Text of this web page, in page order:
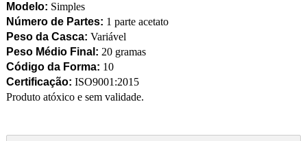
Modelo: Simples
Número de Partes: 1 parte acetato
Peso da Casca: Variável
Peso Médio Final: 20 gramas
Código da Forma: 10
Certificação: ISO9001:2015
Produto atóxico e sem validade.